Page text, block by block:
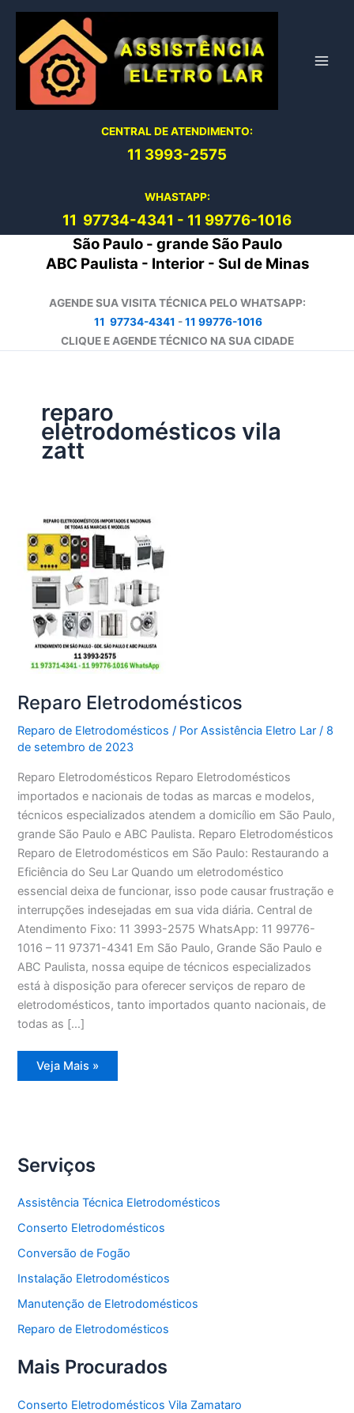
conteúdo
CENTRAL DE ATENDIMENTO:
11 3993-2575
WHASTAPP:
11 97734-4341 - 11 99776-1016
São Paulo - grande São Paulo
ABC Paulista - Interior - Sul de Minas
AGENDE SUA VISITA TÉCNICA PELO WHATSAPP:
11 97734-4341 -11 99776-1016
CLIQUE E AGENDE TÉCNICO NA SUA CIDADE
reparo
eletrodomésticos vila
zatt
Reparo Eletrodomésticos
Reparo de Eletrodomésticos / PorAssistência Eletro Lar/ 8
de setembro de 2023
Reparo Eletrodomésticos Reparo Eletrodomésticos
importados e nacionais de todas as marcas e modelos,
técnicos especializados atendem a domicílio em São Paulo,
grande São Paulo e ABC Paulista. Reparo Eletrodomésticos
Reparo de Eletrodomésticos em São Paulo: Restaurando a
Eficiência do Seu Lar Quando um eletrodoméstico
essencial deixa de funcionar, isso pode causar frustração e
interrupções indesejadas em sua vida diária. Central de
Atendimento Fixo: 11 3993-2575 WhatsApp: 11 99776-
1016 – 11 97371-4341 Em São Paulo, Grande São Paulo e
ABC Paulista, nossa equipe de técnicos especializados
está à disposição para oferecer serviços de reparo de
eletrodomésticos, tanto importados quanto nacionais, de
todas as […]
Reparo
Eletrodomésticos
Veja Mais »
Serviços
Assistência Técnica Eletrodomésticos
Conserto Eletrodomésticos
Conversão de Fogão
Instalação Eletrodomésticos
Manutenção de Eletrodomésticos
Reparo de Eletrodomésticos
Mais Procurados
Conserto Eletrodomésticos Vila Zamataro